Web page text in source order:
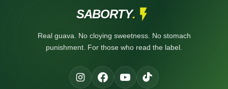
SABORTY.
Real guava. No cloying sweetness. No stomach
punishment. For those who read the label.